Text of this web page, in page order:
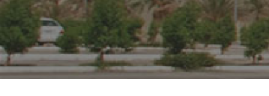
إدارة الموارد البشرية
نظام التواصل الإداري
MYACS
البريد الجامعي